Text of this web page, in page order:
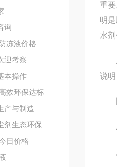
询
冻液价格
迎考察
本操作
效环保达标
产与制造
剂生态环保
日价格
重
明
水
说